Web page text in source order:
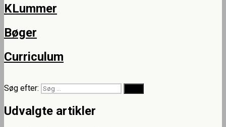
KLummer
Bøger
Curriculum
Søg efter:
Udvalgte artikler